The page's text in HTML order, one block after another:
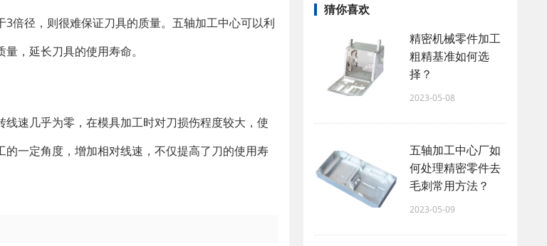
倍径，则很难保证刀具的质量。五轴加工中心可以利
，延长刀具的使用寿命。
速几乎为零，在模具加工时对刀损伤程度较大，使
一定角度，增加相对线速，不仅提高了刀的使用寿
猜你喜欢
精密机械零件加工
粗精基准如何选
择？
2023-05-08
五轴加工中心厂如
何处理精密零件去
毛刺常用方法？
2023-05-09